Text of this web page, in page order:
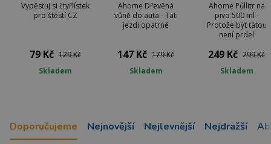
Vypěstuj si čtyřlístek
pro štěstí CZ
79 Kč 129 Kč
Skladem
Ahome Dřevěná
vůně do auta - Tati
jezdi opatrně
147 Kč 179 Kč
Skladem
Ahome Půllitr na
pivo 500 ml -
Protože být tátou
není prdel
249 Kč 299 Kč
Skladem
Doporučujeme Nejnovější Nejlevnější Nejdražší